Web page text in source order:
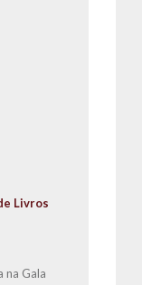
Livros
na Gala